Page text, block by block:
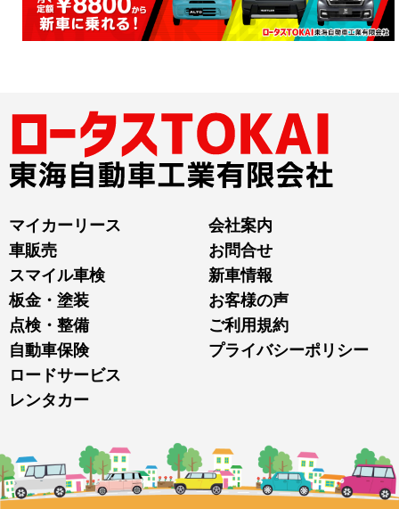
マイカーリース
車販売
スマイル車検
板金・塗装
点検・整備
自動車保険
ロードサービス
レンタカー
会社案内
お問合せ
新車情報
お客様の声
ご利用規約
プライバシーポリシー